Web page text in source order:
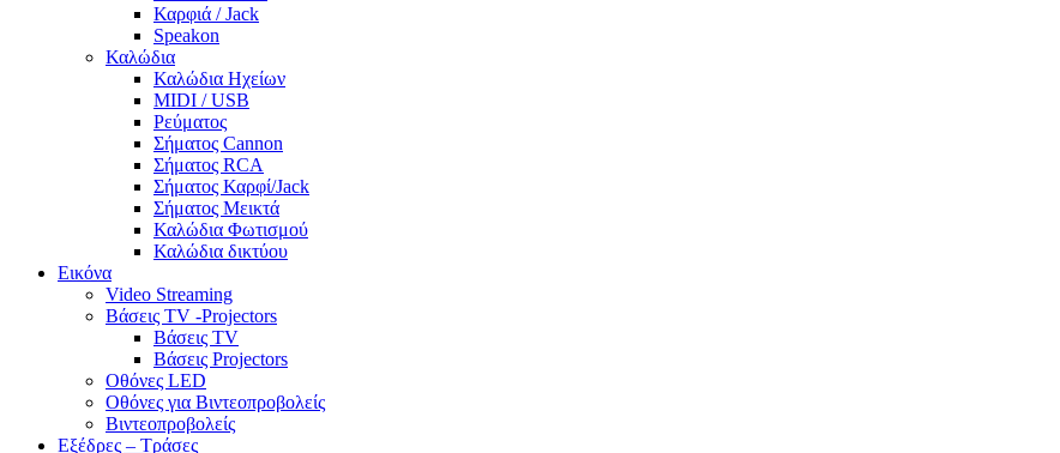
Καρφιά / Jack
Speakon
Καλώδια
Καλώδια Ηχείων
MIDI / USB
Ρεύματος
Σήματος Cannon
Σήματος RCA
Σήματος Καρφί/Jack
Σήματος Μεικτά
Καλώδια Φωτισμού
Καλώδια δικτύου
Εικόνα
Video Streaming
Βάσεις TV -Projectors
Βάσεις TV
Βάσεις Projectors
Οθόνες LED
Οθόνες για Βιντεοπροβολείς
Βιντεοπροβολείς
Εξέδρες – Τράσες